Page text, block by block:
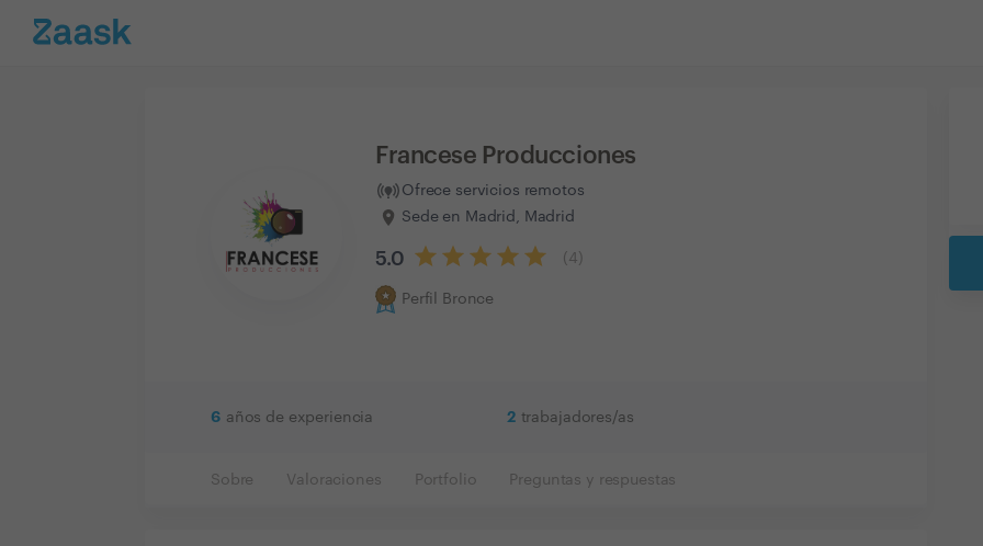
Francese Producciones
Ofrece servicios remotos
Sede en Madrid, Madrid
5.0 ( 4
Perfil Bronce
6 años de experiencia 2 trabajadores/as
Sobre Valoraciones Portfolio Preguntas y respuestas